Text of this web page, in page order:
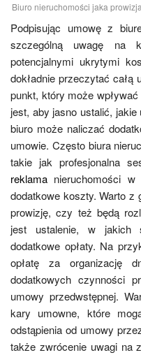
Biuro nieruchomości jaka
Podpisując umowę z
szczególną uwagę na
potencjalnymi ukrytymi
dokładnie przeczytać
punkt, który może
jest, aby jasno ustalić,
biuro może naliczać
umowie. Często biura
takie jak profesjonalna
reklama nieruchomości
dodatkowe koszty. Warto
prowizję, czy też będą
jest ustalenie, w jakich
dodatkowe opłaty. Na
opłatę za organizację
dodatkowych czynności
umowy przedwstępnej.
kary umowne, które
odstąpienia od umowy
także zwrócenie uwagi na